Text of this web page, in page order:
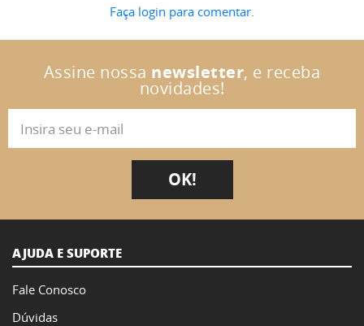
Faça login para comentar.
Assine nossa newsletter, e receba
novidades!
OK!
AJUDA E SUPORTE
Fale Conosco
Dúvidas